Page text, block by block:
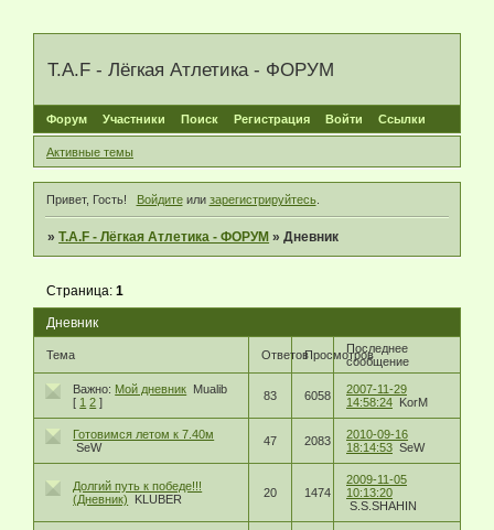
T.A.F - Лёгкая Атлетика - ФОРУМ
Форум Участники Поиск Регистрация Войти Ссылки
Активные темы
Привет, Гость! Войдитеили зарегистрируйтесь.
»T.A.F - Лёгкая Атлетика - ФОРУМ »Дневник
Дневник
Страница:1
Тема ОтветовПросмотровПоследнее
сообщение
Важно: Мой дневник Mualib
[ 1 2 ] 83 6058
2007-11-29
14:58:24 KorM
Готовимся летом к 7.40м
SeW
47 2083
2010-09-16
18:14:53 SeW
Долгий путь к победе!!!
(Дневник)
KLUBER 20 1474
2009-11-05
10:13:20
S.S.SHAHIN